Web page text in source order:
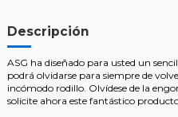
Descripción
ASG ha diseñado para usted un
podrá olvidarse para siempre de
incómodo rodillo. Olvídese de la
solicite ahora este fantástico